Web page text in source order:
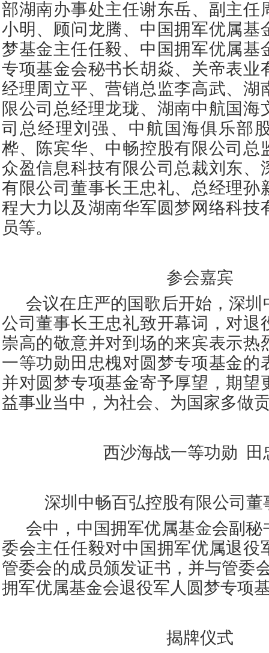
部湖南办事处主任谢东岳、副主任
小明、顾问龙腾、中国拥军优属基
梦基金主任任毅、中国拥军优属基
专项基金会秘书长胡焱、关帝表业
经理周立平、营销总监李高武、湖
限公司总经理龙珑、湖南中航国海
司总经理刘强、中航国海俱乐部
桦、陈宾华、中畅控股有限公司总
众盈信息科技有限公司总裁刘东、
有限公司董事长王忠礼、总经理孙
程大力以及湖南华军圆梦网络科技
员等。
参会嘉宾
会议在庄严的国歌后开始，深
公司董事长王忠礼致开幕词，对退
崇高的敬意并对到场的来宾表示热
一等功勋田忠槐对圆梦专项基金的
并对圆梦专项基金寄予厚望，期望
益事业当中，为社会、为国家多做
西沙海战一等功勋 田
深圳中畅百弘控股有限公司董
会中，中国拥军优属基金会副
委会主任任毅对中国拥军优属退役
管委会的成员颁发证书，并与管委
拥军优属基金会退役军人圆梦专项
揭牌仪式